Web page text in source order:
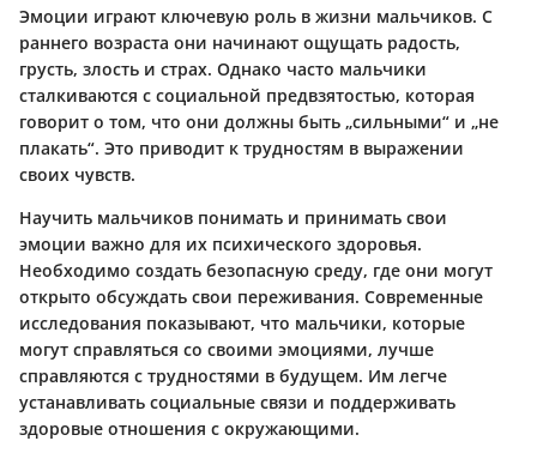
Эмоции играют ключевую роль в жизни мальчиков. С
раннего возраста они начинают ощущать радость,
грусть, злость и страх. Однако часто мальчики
сталкиваются с социальной предвзятостью, которая
говорит о том, что они должны быть „сильными“ и „не
плакать“. Это приводит к трудностям в выражении
своих чувств.
Научить мальчиков понимать и принимать свои
эмоции важно для их психического здоровья.
Необходимо создать безопасную среду, где они могут
открыто обсуждать свои переживания. Современные
исследования показывают, что мальчики, которые
могут справляться со своими эмоциями, лучше
справляются с трудностями в будущем. Им легче
устанавливать социальные связи и поддерживать
здоровые отношения с окружающими.